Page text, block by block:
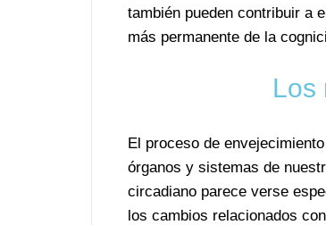
también pueden contribuir a
más permanente de la
Los
El proceso de
órganos y sistemas de
circadiano parece verse
los cambios relacionados